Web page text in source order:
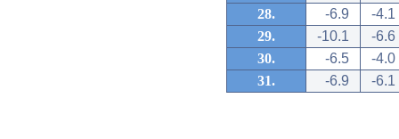
28.
-6.9
-4.1
29.
-10.1
-6.6
30.
-6.5
-4.0
31.
-6.9 -6.1